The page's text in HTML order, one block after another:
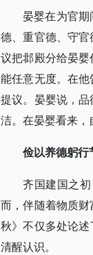
晏婴在为官
德、重官德、守
议把邶殿分给晏
能任意无度。在
提议。晏婴说，
洁。在晏婴看来，
俭以养德躬行
齐国建国之
而，伴随着物质
秋》不仅多处论
清醒认识。